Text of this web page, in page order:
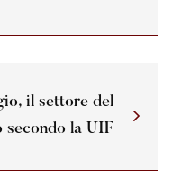
il settore del
secondo la UIF